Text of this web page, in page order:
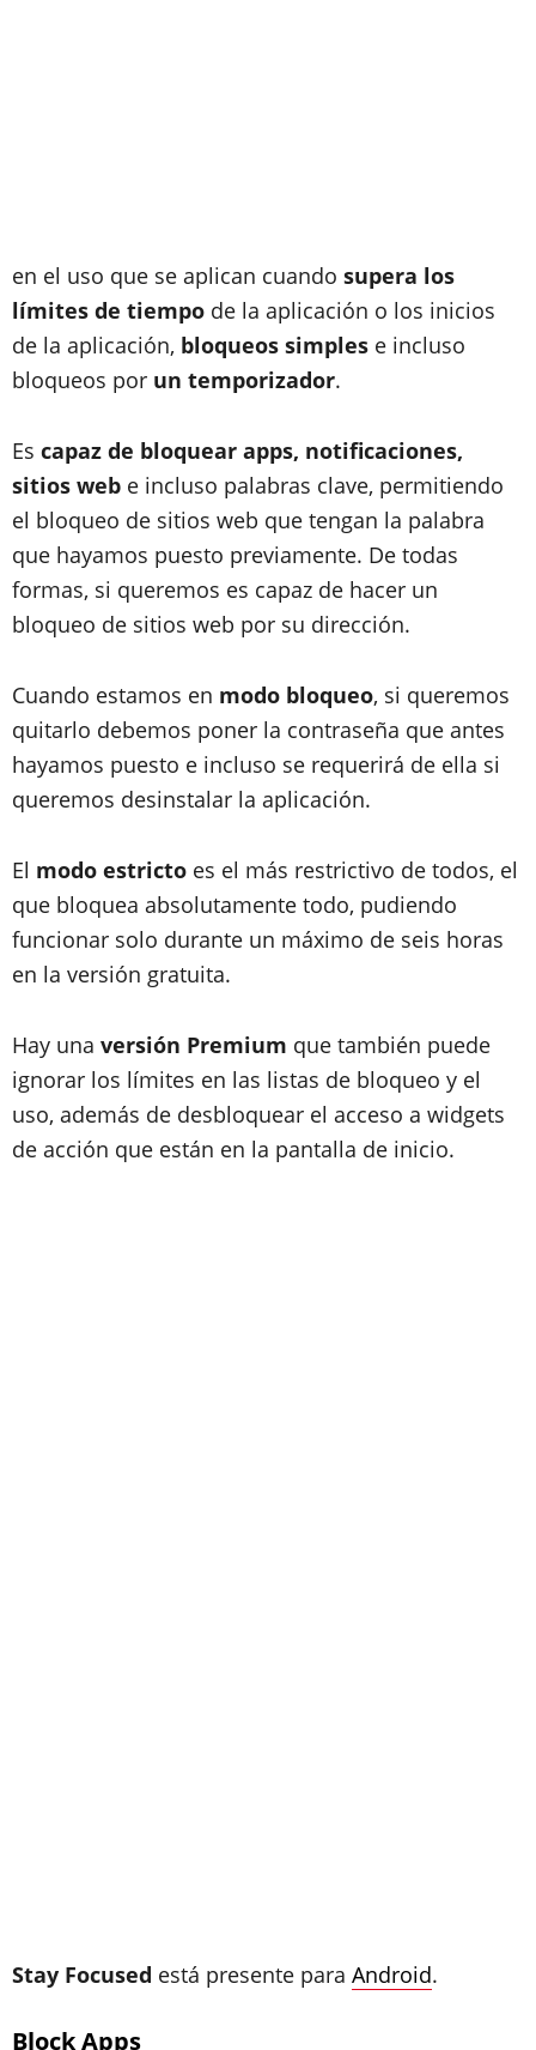
en el uso que se aplican cuando supera los
límites de tiempo de la aplicación o los inicios
de la aplicación, bloqueos simples e incluso
bloqueos por un temporizador.
Es capaz de bloquear apps, notificaciones,
sitios web e incluso palabras clave, permitiendo
el bloqueo de sitios web que tengan la palabra
que hayamos puesto previamente. De todas
formas, si queremos es capaz de hacer un
bloqueo de sitios web por su dirección.
Cuando estamos en modo bloqueo, si queremos
quitarlo debemos poner la contraseña que antes
hayamos puesto e incluso se requerirá de ella si
queremos desinstalar la aplicación.
El modo estricto es el más restrictivo de todos, el
que bloquea absolutamente todo, pudiendo
funcionar solo durante un máximo de seis horas
en la versión gratuita.
Hay una versión Premium que también puede
ignorar los límites en las listas de bloqueo y el
uso, además de desbloquear el acceso a widgets
de acción que están en la pantalla de inicio.
Stay Focused está presente para Android.
Block Apps